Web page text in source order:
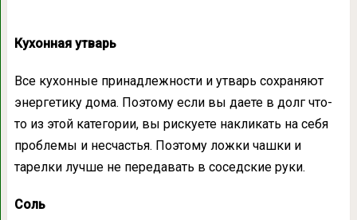
Кухонная утварь
Все кухонные принадлежности и утварь сохраняют
энергетику дома. Поэтому если вы даете в долг что-
то из этой категории, вы рискуете накликать на себя
проблемы и несчастья. Поэтому ложки чашки и
тарелки лучше не передавать в соседские руки.
Соль